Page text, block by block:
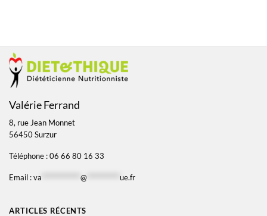
Valérie Ferrand
8, rue Jean Monnet
56450 Surzur
Téléphone : 06 66 80 16 33
Email : va @ ue.fr
ARTICLES RÉCENTS